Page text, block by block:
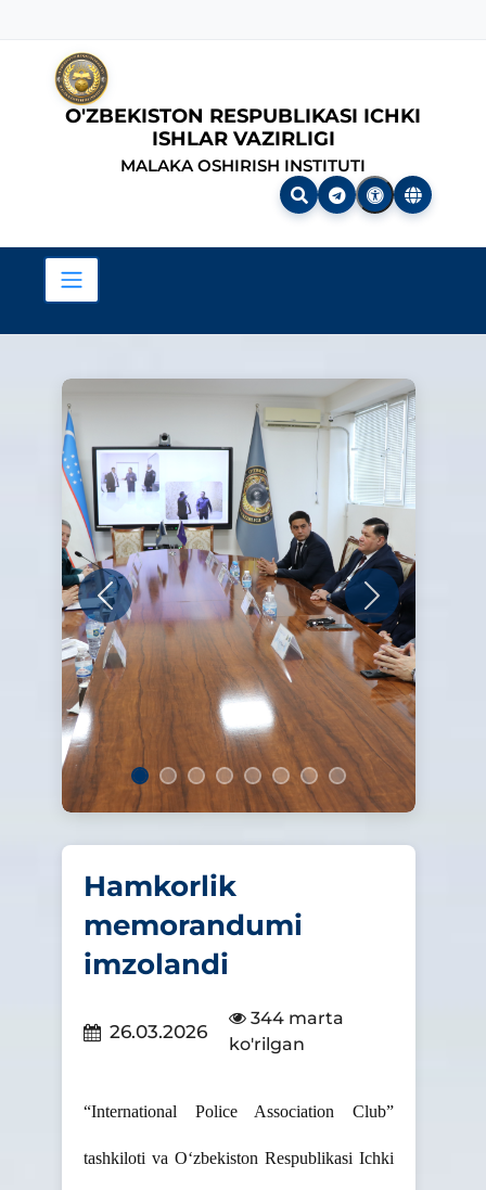
O'ZBEKISTON RESPUBLIKASI ICHKI
ISHLAR VAZIRLIGI
MALAKA OSHIRISH INSTITUTI
Oldingi Keyingi
Hamkorlik
memorandumi
imzolandi
26.03.2026
344 marta
ko'rilgan
“International Police Association Club”
tashkiloti va O‘zbekiston Respublikasi Ichki